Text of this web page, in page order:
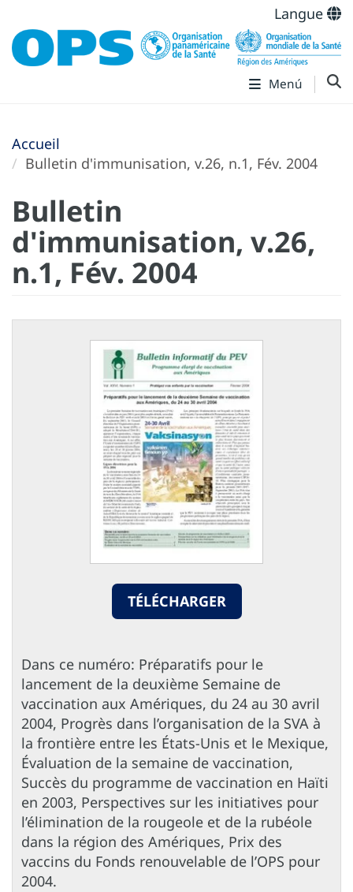
Langue
Menú
Accueil
Bulletin d'immunisation, v.26, n.1, Fév. 2004
Bulletin
d'immunisation, v.26,
n.1, Fév. 2004
TÉLÉCHARGER
Dans ce numéro: Préparatifs pour le
lancement de la deuxième Semaine de
vaccination aux Amériques, du 24 au 30 avril
2004, Progrès dans l’organisation de la SVA à
la frontière entre les États-Unis et le Mexique,
Évaluation de la semaine de vaccination,
Succès du programme de vaccination en Haïti
en 2003, Perspectives sur les initiatives pour
l’élimination de la rougeole et de la rubéole
dans la région des Amériques, Prix des
vaccins du Fonds renouvelable de l’OPS pour
2004.